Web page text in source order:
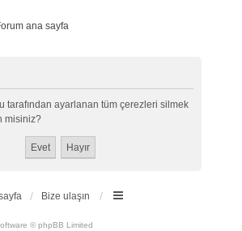
ana sayfa
tarafından ayarlanan tüm çerezleri silmek
misiniz?
Bize ulaşın
© phpBB Limited